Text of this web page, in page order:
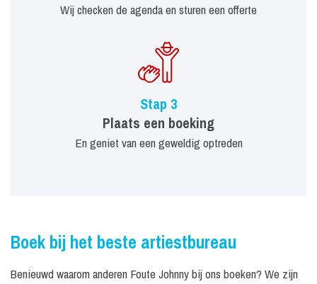
Wij checken de agenda en sturen een offerte
Stap 3
Plaats een boeking
En geniet van een geweldig optreden
Boek bij het beste artiestbureau
Benieuwd waarom anderen Foute Johnny bij ons boeken? We zijn